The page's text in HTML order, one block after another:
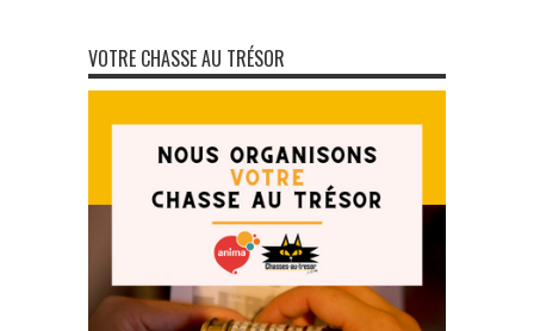
VOTRE CHASSE AU TRÉSOR